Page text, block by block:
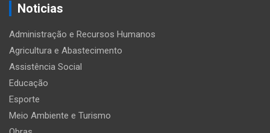
Noticias
Administração e Recursos Humanos
Agricultura e Abastecimento
Assistência Social
Educação
Esporte
Meio Ambiente e Turismo